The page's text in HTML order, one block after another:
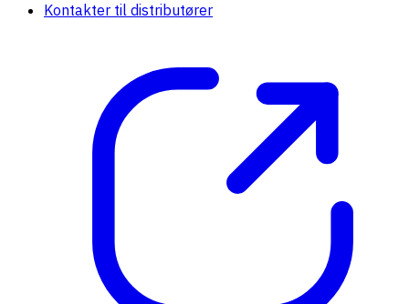
Kontakter til distributører